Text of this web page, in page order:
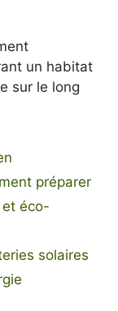
un habitat
sur le long
préparer
et éco-
solaires